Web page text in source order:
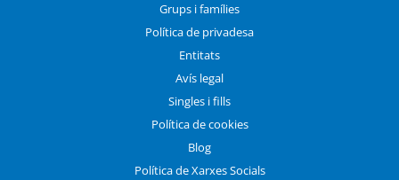
Grups i famílies
Política de privadesa
Entitats
Avís legal
Singles i fills
Política de cookies
Blog
Política de Xarxes Socials